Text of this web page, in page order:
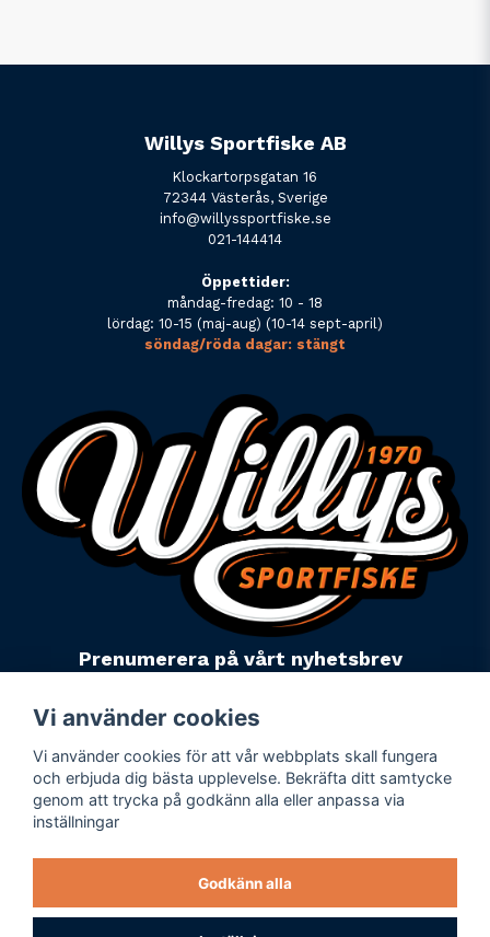
Willys Sportfiske AB
Klockartorpsgatan 16
72344 Västerås, Sverige
info@willyssportfiske.se
021-144414
Öppettider:
måndag-fredag: 10 - 18
lördag: 10-15 (maj-aug) (10-14 sept-april)
söndag/röda dagar: stängt
Prenumerera på vårt nyhetsbrev
Powered by Nyehandel AB
Företagsuppgifter
Personuppgiftspolicy
Varumärken
Vi använder cookies
Vi använder cookies för att vår webbplats skall fungera
och erbjuda dig bästa upplevelse. Bekräfta ditt samtycke
genom att trycka på godkänn alla eller anpassa via
inställningar
Godkänn alla